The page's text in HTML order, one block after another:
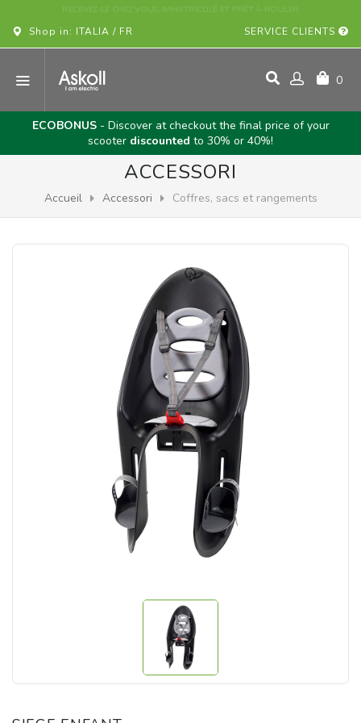
ACHETEZ VOTRE VÉHICULE ASKOLL EN LIGNE!
Shop in: ITALIA / FR SERVICE CLIENTS
0
ECOBONUS- Discover at checkout the final price of your
scooter discounted to 30% or 40%!
ACCESSORI
Accueil Accessori Coffres, sacs et rangements